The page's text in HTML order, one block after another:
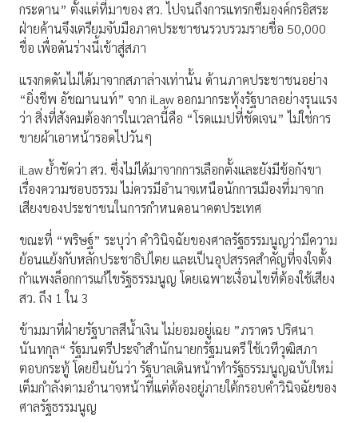
กระดาน” ตั้งแต่ที่มาของ สว. ไปจนถึงการแทรกซึมองค์กรอิสระ
ฝ่ายค้านจึงเตรียมจับมือภาคประชาชนรวบรวมรายชื่อ 50,000
ชื่อ เพื่อดันร่างนี้เข้าสู่สภา
แรงกดดันไม่ได้มาจากสภาล่างเท่านั้น ด้านภาคประชาชนอย่าง
“ยิ่งชีพ อัชฌานนท์” จาก iLaw ออกมากระทุ้งรัฐบาลอย่างรุนแรง
ว่า สิ่งที่สังคมต้องการในเวลานี้คือ “โรดแมปที่ชัดเจน” ไม่ใช่การ
ขายผ้าเอาหน้ารอดไปวันๆ
iLaw ย้ำชัดว่า สว. ซึ่งไม่ได้มาจากการเลือกตั้งและยังมีข้อกังขา
เรื่องความชอบธรรม ไม่ควรมีอำนาจเหนือนักการเมืองที่มาจาก
เสียงของประชาชนในการกำหนดอนาคตประเทศ
ขณะที่ “พริษฐ์” ระบุว่า คำวินิจฉัยของศาลรัฐธรรมนูญว่ามีความ
ย้อนแย้งกับหลักประชาธิปไตย และเป็นอุปสรรคสำคัญที่จงใจตั้ง
กำแพงล็อกการแก้ไขรัฐธรรมนูญ โดยเฉพาะเงื่อนไขที่ต้องใช้เสียง
สว. ถึง 1 ใน 3
ข้ามมาที่ฝ่ายรัฐบาลสีน้ำเงิน ไม่ยอมอยู่เฉย ”ภราดร ปริศนา
นันทกุล“ รัฐมนตรีประจำสำนักนายกรัฐมนตรี ใช้เวทีวุฒิสภา
ตอบกระทู้ โดยยืนยันว่า รัฐบาลเดินหน้าทำรัฐธรรมนูญฉบับใหม่
เต็มกำลังตามอำนาจหน้าที่แต่ต้องอยู่ภายใต้กรอบคำวินิจฉัยของ
ศาลรัฐธรรมนูญ